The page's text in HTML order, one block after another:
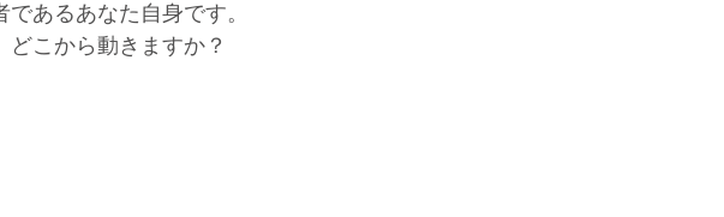
あるあなた自身です。
こから動きますか？